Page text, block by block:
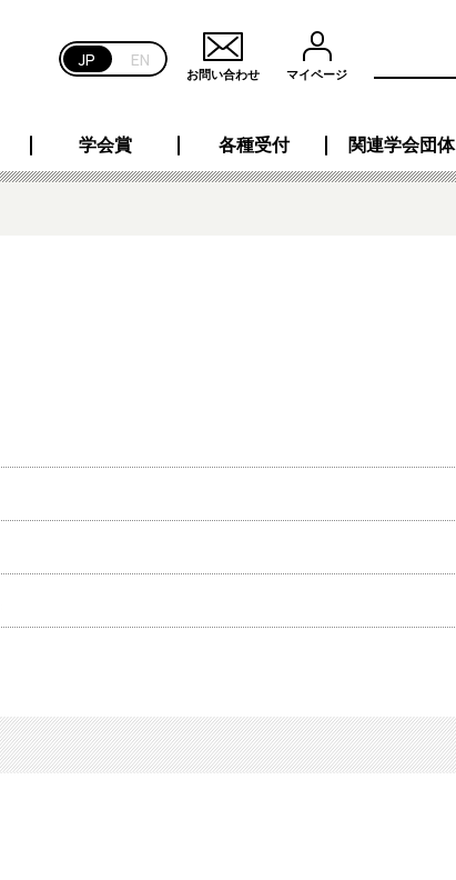
JP EN
お問い合わせ マイページ
学会賞 各種受付 関連学会団体